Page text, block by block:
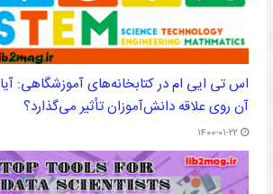
اس تی ایی ام در کتابخانه‌های آموزشگاهی: آیا
آن روی علاقه دانش‌‌آموزان تأثیر می‌‌گذارد؟
۱۴۰۰-۰۱-۲۲